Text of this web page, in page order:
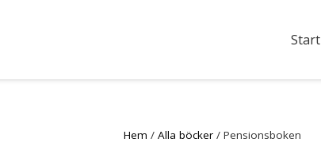
Start
Hem / Alla böcker/ Pensionsboken